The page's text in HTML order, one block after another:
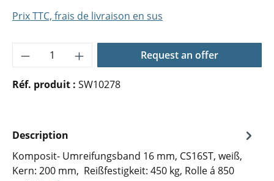
Prix TTC, frais de livraison en sus
Quantité de produit : Entrez la
Request an offer
Réf. produit : SW10278
Description
Komposit- Umreifungsband 16 mm, CS16ST, weiß,
Kern: 200 mm, Reißfestigkeit: 450 kg, Rolle á 850